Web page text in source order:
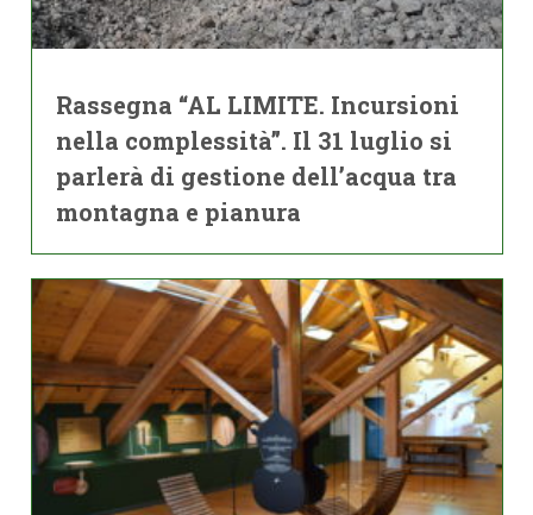
Rassegna “AL LIMITE. Incursioni
nella complessità”. Il 31 luglio si
parlerà di gestione dell’acqua tra
montagna e pianura